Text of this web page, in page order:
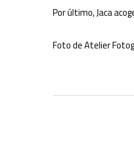
Por último, Jaca
Foto de Atelier